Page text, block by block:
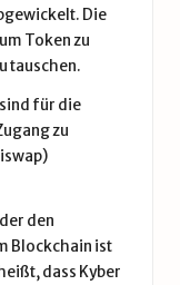
Die
Token zu
tauschen.
für die
zu
)
den
Blockchain ist
dass Kyber